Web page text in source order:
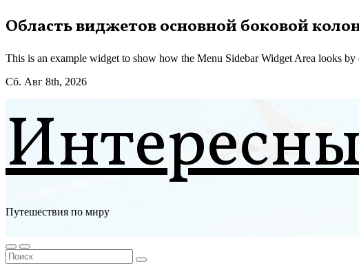
Перейти
к
Область виджетов основной боковой
This is an example widget to show how the Menu Sidebar Widget Area looks
Сб. Авг 8th, 2026
Путешествия по миру